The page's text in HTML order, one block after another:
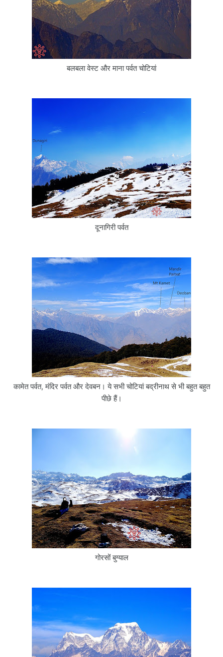
बलबला वेस्ट और माना पर्वत चोटियां
दूनागिरी पर्वत
कामेत पर्वत, मंदिर पर्वत और देवबन। ये सभी चोटियां बद्रीनाथ से भी बहुत बहुत
पीछे हैं।
गोरसों बुग्याल